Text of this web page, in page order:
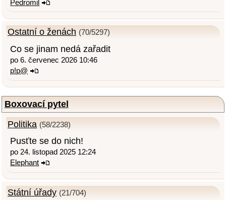
Pedromil
Ostatní o ženách (70/5297)
Co se jinam nedá zařadit
po 6. červenec 2026 10:46
p!p@
Boxovací pytel
Politika (58/2238)
Pusťte se do nich!
po 24. listopad 2025 12:24
Elephant
Státní úřady (21/704)